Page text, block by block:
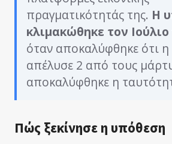
πραγματικότητάς της. Η
κλιμακώθηκε τον
όταν αποκαλύφθηκε ότι
απέλυσε 2 από τους
αποκαλύφθηκε η
Πώς ξεκίνησε η υπόθεση